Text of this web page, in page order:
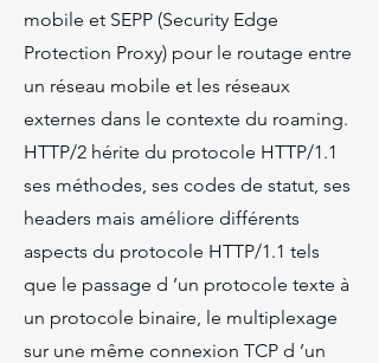
mobile et SEPP (Security Edge
Protection Proxy) pour le routage entre
un réseau mobile et les réseaux
externes dans le contexte du roaming.
HTTP/2 hérite du protocole HTTP/1.1
ses méthodes, ses codes de statut, ses
headers mais améliore différents
aspects du protocole HTTP/1.1 tels
que le passage d ’un protocole texte à
un protocole binaire, le multiplexage
sur une même connexion TCP d ’un